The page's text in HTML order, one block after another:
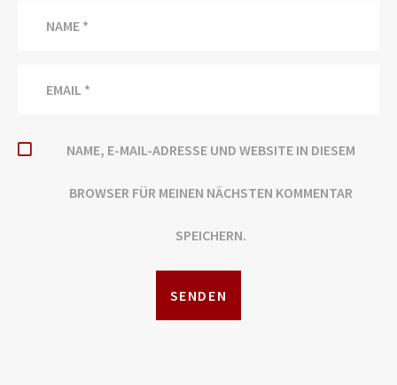
NAME, E-MAIL-ADRESSE UND WEBSITE IN DIESEM
BROWSER FÜR MEINEN NÄCHSTEN KOMMENTAR
SPEICHERN.